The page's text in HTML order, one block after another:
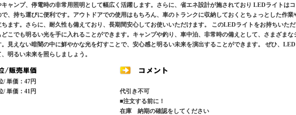
ャンプ、停電時の非常用照明として幅広く活躍します。さらに、省エネ設計が施されており LEDライトは
、持ち運びに便利です。アウトドアでの使用はもちろん、車のトランクに収納しておくとちょっとした作業
ます。さらに、耐久性も備えており、長期間安心してお使いいただけます。 このLEDライトをお持ちいた
こでも明るい光を手に入れることができます。キャンプや釣り、車中泊、非常時の備えとして、さまざまな
見えない暗闇の中に鮮やかな光を灯すことで、安心感と明るい未来を演出することができます。 ぜひ、
明るい未来を照らしましょう。
/ 単価：47円
/ 単価：41円
代引き不可
■注文する前に！
在庫 納期の確認をしてください